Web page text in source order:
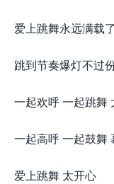
爱上跳舞永远满载
跳到节奏爆灯不过
一起欢呼 一起跳舞
一起高呼 一起鼓舞
爱上跳舞 太开心